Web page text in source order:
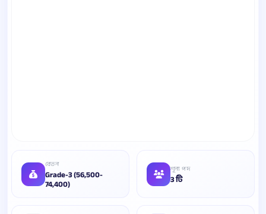
বেতন
Grade-3 (56,500-
74,400)
শূন্য পদ
3 টি